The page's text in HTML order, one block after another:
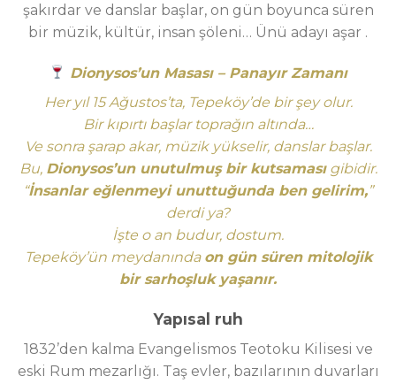
şakırdar ve danslar başlar, on gün boyunca süren
bir müzik, kültür, insan şöleni… Ünü adayı aşar .
Dionysos’un Masası – Panayır Zamanı
Her yıl 15 Ağustos’ta, Tepeköy’de bir şey olur.
Bir kıpırtı başlar toprağın altında…
Ve sonra şarap akar, müzik yükselir, danslar başlar.
Bu, Dionysos’un unutulmuş bir kutsamasıgibidir.
“İnsanlar eğlenmeyi unuttuğunda ben gelirim,”
derdi ya?
İşte o an budur, dostum.
Tepeköy’ün meydanında on gün süren mitolojik
bir sarhoşluk yaşanır.
Yapısal ruh
1832’den kalma Evangelismos Teotoku Kilisesi ve
eski Rum mezarlığı. Taş evler, bazılarının duvarları